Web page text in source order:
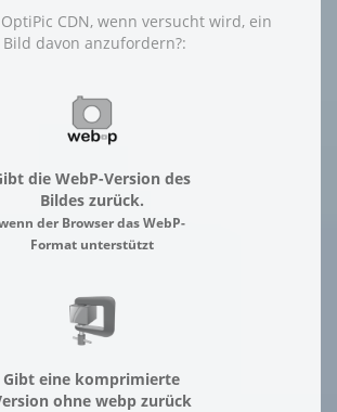
CDN, wenn versucht wird, ein
Bild davon anzufordern?:
die WebP-Version des
Bildes zurück.
der Browser das WebP-
Format unterstützt
Gibt eine komprimierte
ohne webp zurück